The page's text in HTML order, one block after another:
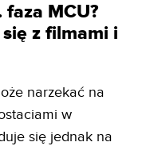
MCU?
z filmami i
narzekać na
w
się jednak na